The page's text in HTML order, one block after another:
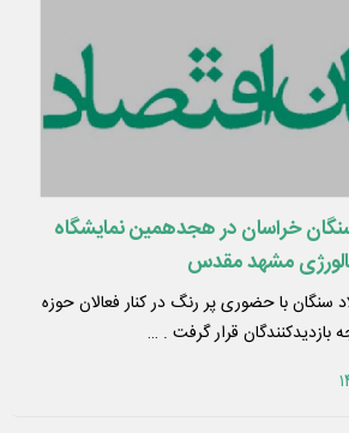
خراسان در هجدهمین نمایشگاه
مشهد مقدس
سنگان با حضوری پر رنگ در کنار فعالان حوزه
قرار گرفت . …